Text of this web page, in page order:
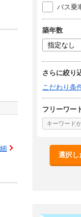
バス乗
築年数
さらに絞り
こだわり条
フリーワー
選択し